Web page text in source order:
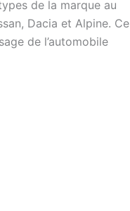
de la marque au
Dacia et Alpine. Ce
de l’automobile